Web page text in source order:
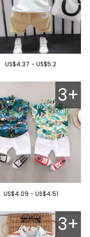
US$4.37 - US$5.2
3+
US$4.09 - US$4.51
3+